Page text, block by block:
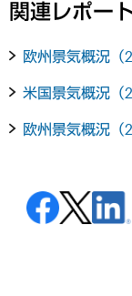
関連レポー
欧州景気概況（
米国景気概況（
欧州景気概況（